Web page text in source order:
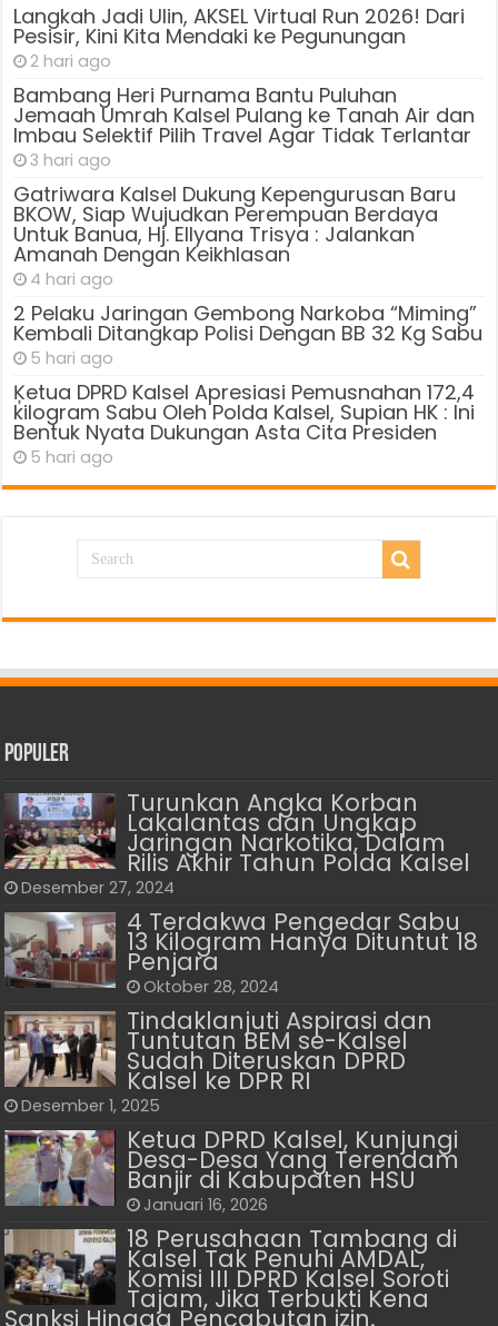
Langkah Jadi Ulin, AKSEL Virtual Run 2026! Dari
Pesisir, Kini Kita Mendaki ke Pegunungan
2 hari ago
Bambang Heri Purnama Bantu Puluhan
Jemaah Umrah Kalsel Pulang ke Tanah Air dan
Imbau Selektif Pilih Travel Agar Tidak Terlantar
3 hari ago
Gatriwara Kalsel Dukung Kepengurusan Baru
BKOW, Siap Wujudkan Perempuan Berdaya
Untuk Banua, Hj. Ellyana Trisya : Jalankan
Amanah Dengan Keikhlasan
4 hari ago
2 Pelaku Jaringan Gembong Narkoba “Miming”
Kembali Ditangkap Polisi Dengan BB 32 Kg Sabu
5 hari ago
Ķetua DPRD Kalsel Apresiasi Pemusnahan 172,4
kilogram Sabu Oleh Polda Kalsel, Supian HK : Ini
Bentuk Nyata Dukungan Asta Cita Presiden
5 hari ago
Populer
Turunkan Angka Korban
Lakalantas dan Ungkap
Jaringan Narkotika, Dalam
Rilis Akhir Tahun Polda Kalsel
Desember 27, 2024
4 Terdakwa Pengedar Sabu
13 Kilogram Hanya Dituntut 18
Penjara
Oktober 28, 2024
Tindaklanjuti Aspirasi dan
Tuntutan BEM se-Kalsel
Sudah Diteruskan DPRD
Kalsel ke DPR RI
Desember 1, 2025
Ketua DPRD Kalsel, Kunjungi
Desa-Desa Yang Terendam
Banjir di Kabupaten HSU
Januari 16, 2026
18 Perusahaan Tambang di
Kalsel Tak Penuhi AMDAL,
Komisi III DPRD Kalsel Soroti
Tajam, Jika Terbukti Kena
Sanksi Hingga Pencabutan izin.